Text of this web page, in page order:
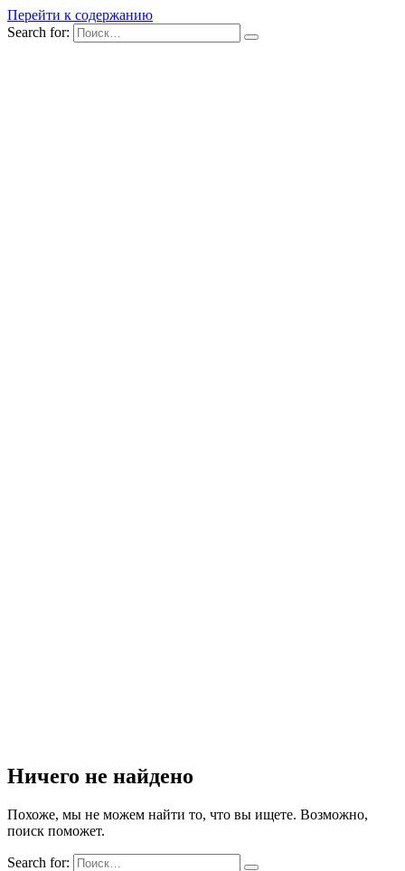
Перейти к содержанию
Search for:
Ничего не найдено
Похоже, мы не можем найти то, что вы ищете. Возможно,
поиск поможет.
Search for: